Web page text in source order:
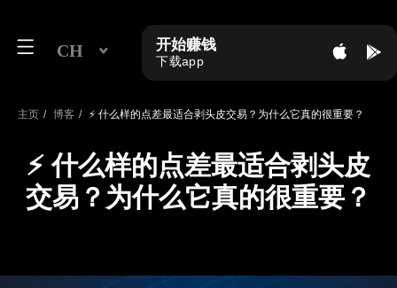
开始赚钱
主页 / 博客 / ⚡ 什么样的点差最适合剥头皮交易？为什么它真的很重要？
⚡ 什么样的点差最适合剥头皮
交易？为什么它真的很重要？